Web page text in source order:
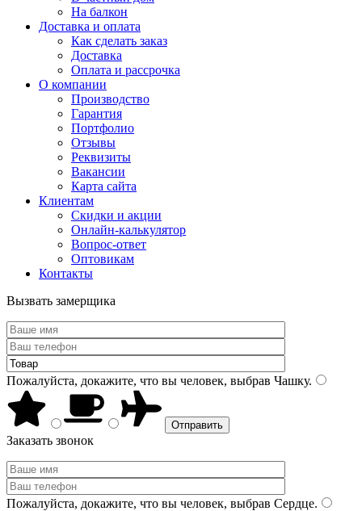
На балкон
Доставка и оплата
Как сделать заказ
Доставка
Оплата и рассрочка
О компании
Производство
Гарантия
Портфолио
Отзывы
Реквизиты
Вакансии
Карта сайта
Клиентам
Скидки и акции
Онлайн-калькулятор
Вопрос-ответ
Оптовикам
Контакты
Вызвать замерщика
Пожалуйста, докажите, что вы человек, выбрав Чашку.
Заказать звонок
Пожалуйста, докажите, что вы человек, выбрав Сердце.